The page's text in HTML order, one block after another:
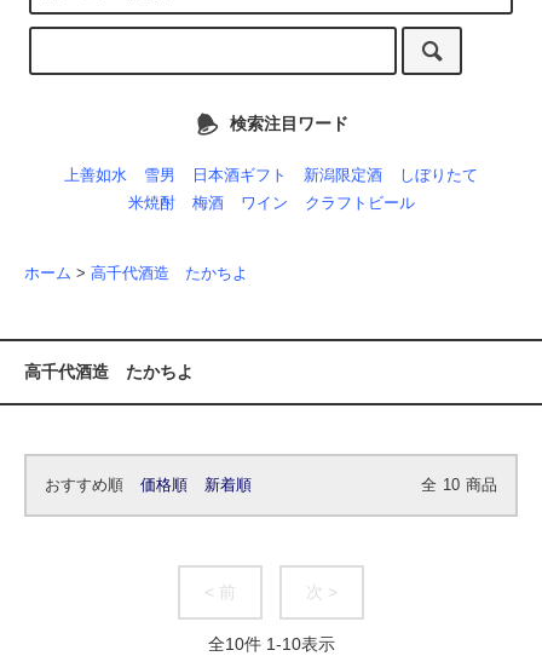
検索注目ワード
上善如水 雪男 日本酒ギフト 新潟限定酒
しぼりたて
米焼酎
梅酒 ワイン クラフトビール
ホーム > 高千代酒造 たかちよ
高千代酒造 たかちよ
おすすめ順 価格順 新着順 全 10 商品
< 前 次 >
全10件 1-10表示